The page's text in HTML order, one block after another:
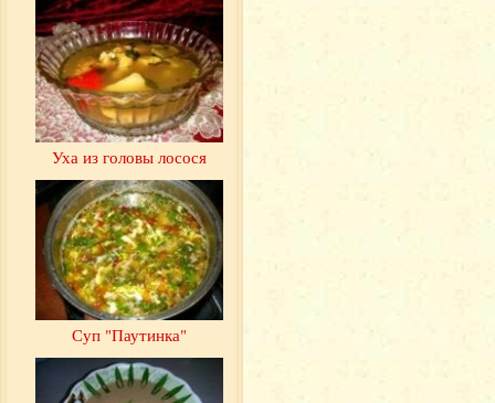
Уха из головы лосося
Суп "Паутинка"